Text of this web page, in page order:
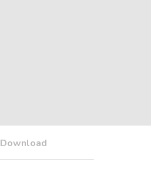
Download